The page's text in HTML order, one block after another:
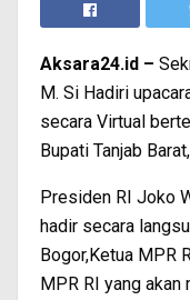
Aksara24.id –
M. Si Hadiri
secara Virtual
Bupati Tanjab
Presiden RI Joko
hadir secara
Bogor,Ketua MPR
MPR RI yang akan